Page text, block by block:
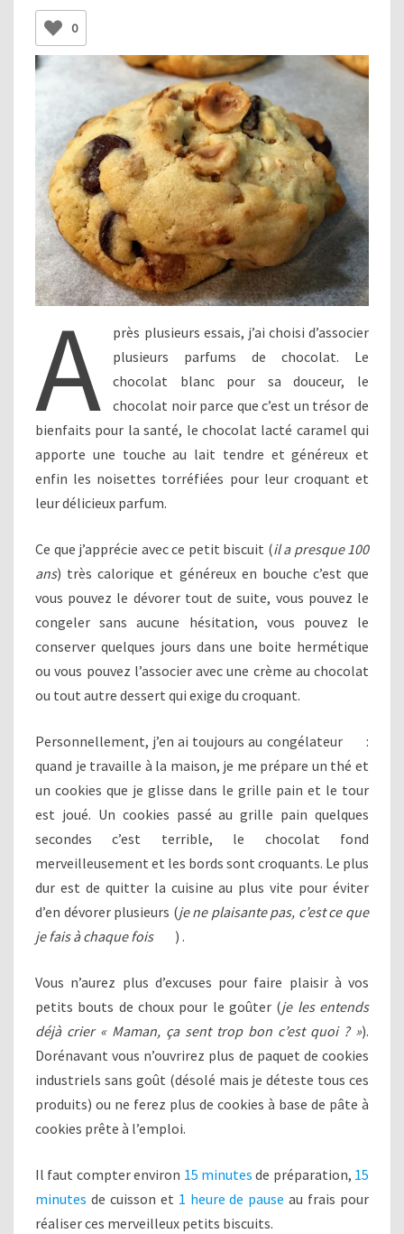
0
A
près plusieurs essais, j’ai choisi d’associer
plusieurs parfums de chocolat. Le
chocolat blanc pour sa douceur, le
chocolat noir parce que c’est un trésor de
bienfaits pour la santé, le chocolat lacté caramel qui
apporte une touche au lait tendre et généreux et
enfin les noisettes torréfiées pour leur croquant et
leur délicieux parfum.
Ce que j’apprécie avec ce petit biscuit (il a presque 100
ans) très calorique et généreux en bouche c’est que
vous pouvez le dévorer tout de suite, vous pouvez le
congeler sans aucune hésitation, vous pouvez le
conserver quelques jours dans une boite hermétique
ou vous pouvez l’associer avec une crème au chocolat
ou tout autre dessert qui exige du croquant.
Personnellement, j’en ai toujours au congélateur
:
quand je travaille à la maison, je me prépare un thé et
un cookies que je glisse dans le grille pain et le tour
est joué. Un cookies passé au grille pain quelques
secondes c’est terrible, le chocolat fond
merveilleusement et les bords sont croquants. Le plus
dur est de quitter la cuisine au plus vite pour éviter
d’en dévorer plusieurs (je ne plaisante pas, c’est ce que
je fais à chaque fois
) .
Vous n’aurez plus d’excuses pour faire plaisir à vos
petits bouts de choux pour le goûter (je les entends
déjà crier « Maman, ça sent trop bon c’est quoi ? »).
Dorénavant vous n’ouvrirez plus de paquet de cookies
industriels sans goût (désolé mais je déteste tous ces
produits) ou ne ferez plus de cookies à base de pâte à
cookies prête à l’emploi.
Il faut compter environ 15 minutes de préparation, 15
minutes de cuisson et 1 heure de pause au frais pour
réaliser ces merveilleux petits biscuits.